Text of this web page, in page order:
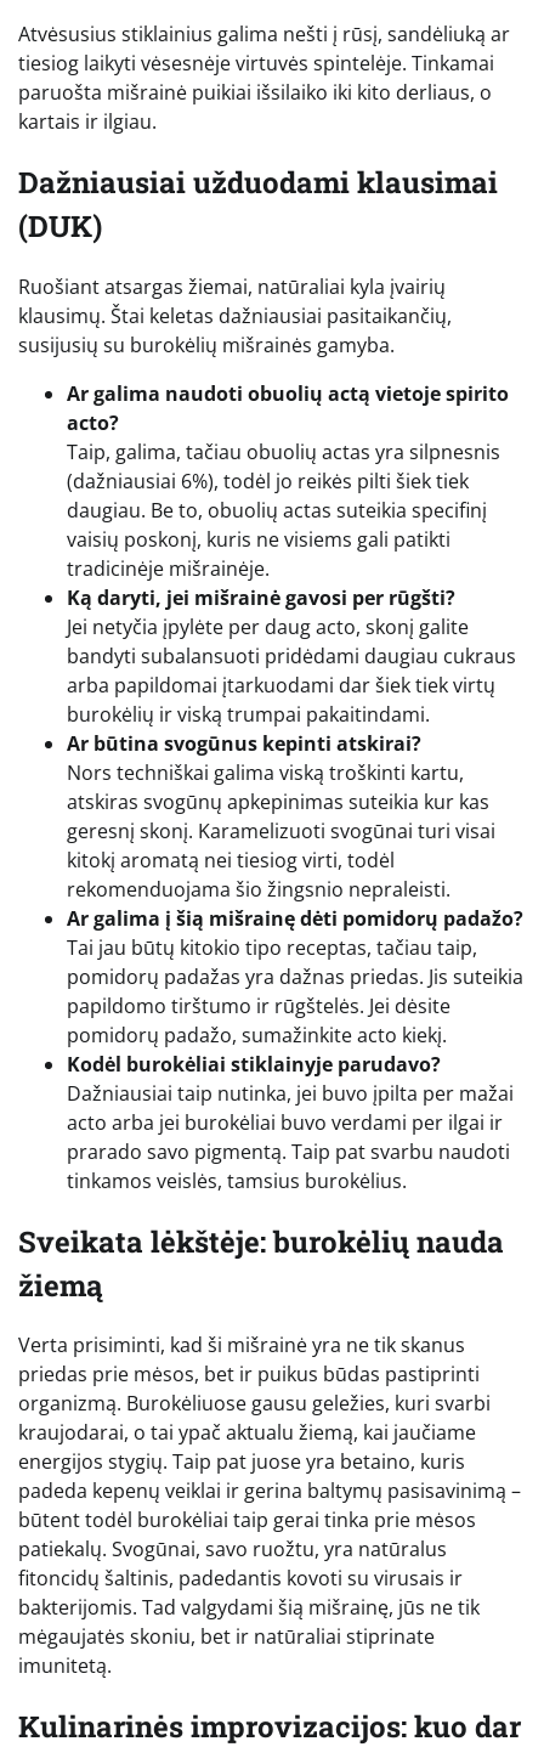
Atvėsusius stiklainius galima nešti į rūsį, sandėliuką ar
tiesiog laikyti vėsesnėje virtuvės spintelėje. Tinkamai
paruošta mišrainė puikiai išsilaiko iki kito derliaus, o
kartais ir ilgiau.
Dažniausiai užduodami klausimai
(DUK)
Ruošiant atsargas žiemai, natūraliai kyla įvairių
klausimų. Štai keletas dažniausiai pasitaikančių,
susijusių su burokėlių mišrainės gamyba.
Ar galima naudoti obuolių actą vietoje spirito
acto?
Taip, galima, tačiau obuolių actas yra silpnesnis
(dažniausiai 6%), todėl jo reikės pilti šiek tiek
daugiau. Be to, obuolių actas suteikia specifinį
vaisių poskonį, kuris ne visiems gali patikti
tradicinėje mišrainėje.
Ką daryti, jei mišrainė gavosi per rūgšti?
Jei netyčia įpylėte per daug acto, skonį galite
bandyti subalansuoti pridėdami daugiau cukraus
arba papildomai įtarkuodami dar šiek tiek virtų
burokėlių ir viską trumpai pakaitindami.
Ar būtina svogūnus kepinti atskirai?
Nors techniškai galima viską troškinti kartu,
atskiras svogūnų apkepinimas suteikia kur kas
geresnį skonį. Karamelizuoti svogūnai turi visai
kitokį aromatą nei tiesiog virti, todėl
rekomenduojama šio žingsnio nepraleisti.
Ar galima į šią mišrainę dėti pomidorų padažo?
Tai jau būtų kitokio tipo receptas, tačiau taip,
pomidorų padažas yra dažnas priedas. Jis suteikia
papildomo tirštumo ir rūgštelės. Jei dėsite
pomidorų padažo, sumažinkite acto kiekį.
Kodėl burokėliai stiklainyje parudavo?
Dažniausiai taip nutinka, jei buvo įpilta per mažai
acto arba jei burokėliai buvo verdami per ilgai ir
prarado savo pigmentą. Taip pat svarbu naudoti
tinkamos veislės, tamsius burokėlius.
Sveikata lėkštėje: burokėlių nauda
žiemą
Verta prisiminti, kad ši mišrainė yra ne tik skanus
priedas prie mėsos, bet ir puikus būdas pastiprinti
organizmą. Burokėliuose gausu geležies, kuri svarbi
kraujodarai, o tai ypač aktualu žiemą, kai jaučiame
energijos stygių. Taip pat juose yra betaino, kuris
padeda kepenų veiklai ir gerina baltymų pasisavinimą –
būtent todėl burokėliai taip gerai tinka prie mėsos
patiekalų. Svogūnai, savo ruožtu, yra natūralus
fitoncidų šaltinis, padedantis kovoti su virusais ir
bakterijomis. Tad valgydami šią mišrainę, jūs ne tik
mėgaujatės skoniu, bet ir natūraliai stiprinate
imunitetą.
Kulinarinės improvizacijos: kuo dar